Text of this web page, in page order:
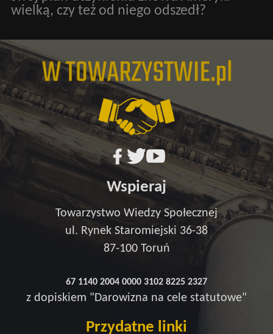
wielką, czy też od niego odszedł?
Wspieraj
Towarzystwo Wiedzy Społecznej
ul. Rynek Staromiejski 36-38
87-100 Toruń
67 1140 2004 0000 3102 8225 2327
z dopiskiem "Darowizna na cele statutowe"
Przydatne linki